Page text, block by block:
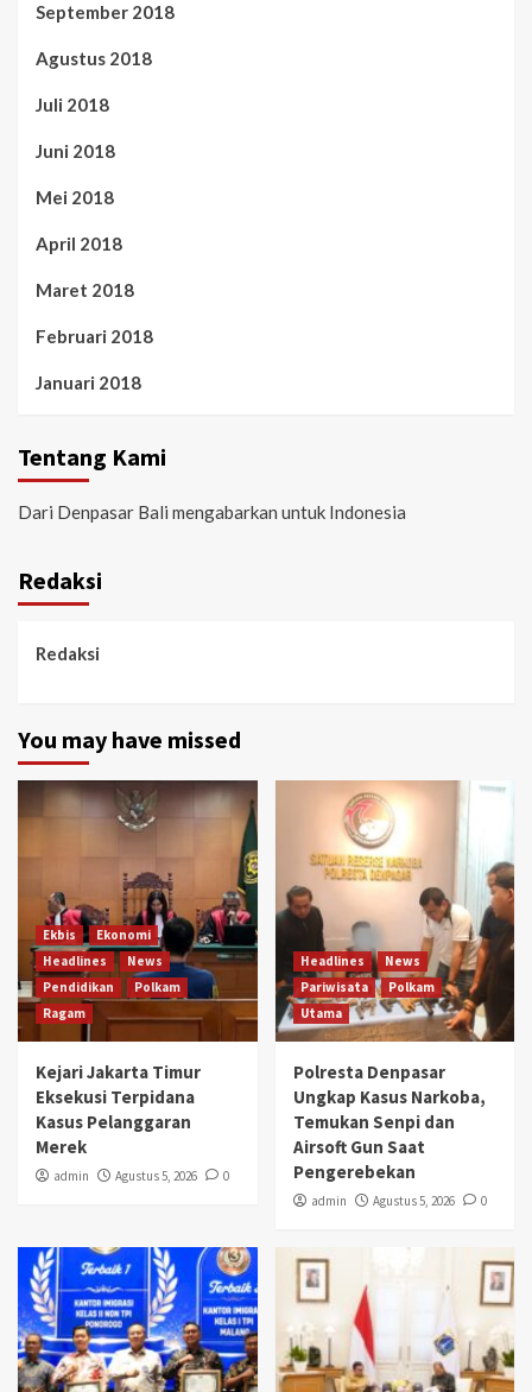
September 2018
Agustus 2018
Juli 2018
Juni 2018
Mei 2018
April 2018
Maret 2018
Februari 2018
Januari 2018
Tentang Kami
Dari Denpasar Bali mengabarkan untuk Indonesia
Redaksi
Redaksi
You may have missed
Ekbis
Ekonomi
Headlines
News
Pendidikan
Polkam
Ragam
Kejari Jakarta Timur
Eksekusi Terpidana
Kasus Pelanggaran
Merek
admin Agustus 5, 2026 0
Headlines
News
Pariwisata
Polkam
Utama
Polresta Denpasar
Ungkap Kasus Narkoba,
Temukan Senpi dan
Airsoft Gun Saat
Pengerebekan
admin Agustus 5, 2026 0